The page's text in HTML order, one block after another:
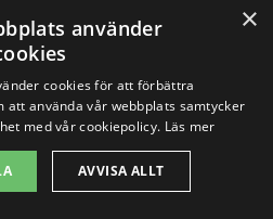
priset för bergvärme i
det att
flera olika
att jämföra priser
×
använder
cookies för att förbättra
att använda vår webbplats samtycker
med vår cookiepolicy. Läs mer
AVVISA ALLT